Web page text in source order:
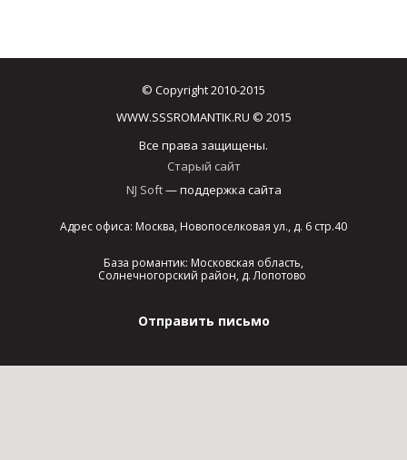
© Copyright 2010-2015
WWW.SSSROMANTIK.RU © 2015
Все права защищены.
Старый сайт
NJ Soft— поддержка сайта
Адрес офиса: Москва, Новопоселковая ул., д. 6 стр.40
База романтик: Московская область,
Солнечногорский район, д. Лопотово
Отправить письмо